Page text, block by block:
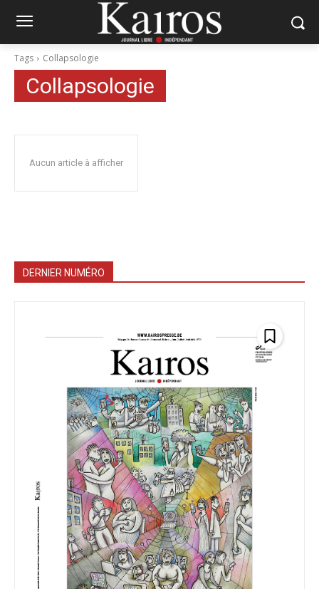
Tags Collapsologie
Collapsologie
Aucun article à afficher
DERNIER NUMÉRO